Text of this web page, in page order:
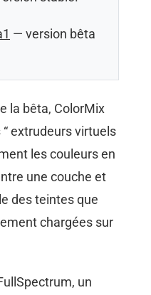
— version bêta
la bêta, ColorMix
extrudeurs virtuels
les couleurs en
une couche et
des teintes que
chargées sur
un